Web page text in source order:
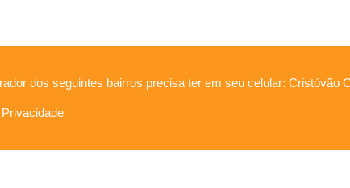
dos seguintes bairros precisa ter em seu celular: